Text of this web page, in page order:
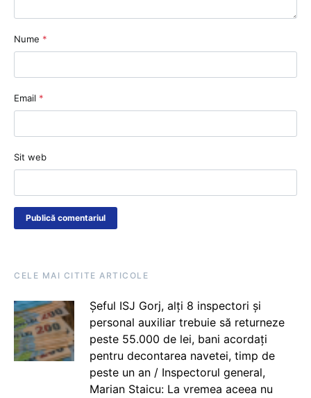
Nume *
Email *
Sit web
CELE MAI CITITE ARTICOLE
Șeful ISJ Gorj, alți 8 inspectori și
personal auxiliar trebuie să returneze
peste 55.000 de lei, bani acordați
pentru decontarea navetei, timp de
peste un an / Inspectorul general,
Marian Staicu: La vremea aceea nu